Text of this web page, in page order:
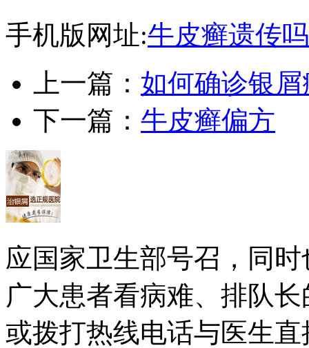
手机版网址:牛皮癣遗传吗
上一篇： 如何确诊银屑
下一篇： 牛皮癣偏方
应国家卫生部号召，同
广大患者看病难、排队
或拨打热线电话与医生